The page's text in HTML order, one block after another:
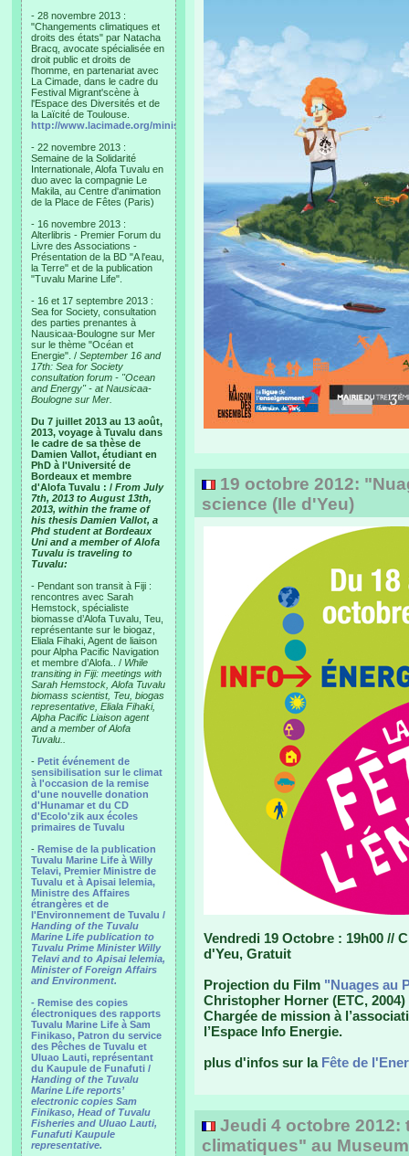
- 28 novembre 2013 :
"Changements climatiques et
droits des états" par Natacha
Bracq, avocate spécialisée en
droit public et droits de
l'homme, en partenariat avec
La Cimade, dans le cadre du
Festival Migrant'scène à
l'Espace des Diversités et de
la Laïcité de Toulouse.
http://www.lacimade.org/minisites/migrantscene
- 22 novembre 2013 :
Semaine de la Solidarité
Internationale, Alofa Tuvalu en
duo avec la compagnie Le
Makila, au Centre d'animation
de la Place de Fêtes (Paris)
- 16 novembre 2013 :
Alterlibris - Premier Forum du
Livre des Associations -
Présentation de la BD "A l'eau,
la Terre" et de la publication
"Tuvalu Marine Life".
- 16 et 17 septembre 2013 :
Sea for Society, consultation
des parties prenantes à
Nausicaa-Boulogne sur Mer
sur le thème "Océan et
Energie". / September 16 and
17th: Sea for Society
consultation forum - "Ocean
and Energy" - at Nausicaa-
Boulogne sur Mer.
Du 7 juillet 2013 au 13 août,
2013, voyage à Tuvalu dans
le cadre de sa thèse de
Damien Vallot, étudiant en
PhD à l'Université de
Bordeaux et membre
d'Alofa Tuvalu : / From July
7th, 2013 to August 13th,
2013, within the frame of
his thesis Damien Vallot, a
Phd student at Bordeaux
Uni and a member of Alofa
Tuvalu is traveling to
Tuvalu:
- Pendant son transit à Fiji :
rencontres avec Sarah
Hemstock, spécialiste
biomasse d’Alofa Tuvalu, Teu,
représentante sur le biogaz,
Eliala Fihaki, Agent de liaison
pour Alpha Pacific Navigation
et membre d’Alofa.. / While
transiting in Fiji: meetings with
Sarah Hemstock, Alofa Tuvalu
biomass scientist, Teu, biogas
representative, Eliala Fihaki,
Alpha Pacific Liaison agent
and a member of Alofa
Tuvalu..
- Petit événement de
sensibilisation sur le climat
à l'occasion de la remise
d'une nouvelle donation
d'Hunamar et du CD
d'Ecolo'zik aux écoles
primaires de Tuvalu
- Remise de la publication
Tuvalu Marine Life à Willy
Telavi, Premier Ministre de
Tuvalu et à Apisai Ielemia,
Ministre des Affaires
étrangères et de
l'Environnement de Tuvalu /
Handing of the Tuvalu
Marine Life publication to
Tuvalu Prime Minister Willy
Telavi and to Apisai Ielemia,
Minister of Foreign Affairs
and Environment.
- Remise des copies
électroniques des rapports
Tuvalu Marine Life à Sam
Finikaso, Patron du service
des Pêches de Tuvalu et
Uluao Lauti, représentant
du Kaupule de Funafuti /
Handing of the Tuvalu
Marine Life reports’
electronic copies Sam
Finikaso, Head of Tuvalu
Fisheries and Uluao Lauti,
Funafuti Kaupule
representative.
19 octobre 2012:
science (Ile d'Yeu)
Vendredi 19 Octobre : 19h00 //
d'Yeu, Gratuit
Projection du Film "Nuages au
Christopher Horner (ETC,
Chargée de mission à
l’Espace Info Energie.
plus d'infos sur la Fête de
Jeudi 4 octobre
climatiques" au